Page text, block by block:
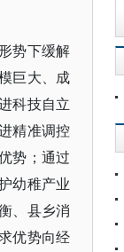
势下缓解
巨大、成
科技自立
精准调控
势；通过
幼稚产业
、县乡消
优势向经